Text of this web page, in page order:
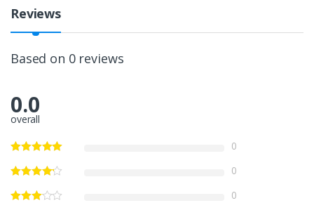
Reviews
Based on 0 reviews
0.0
overall
0
0
0